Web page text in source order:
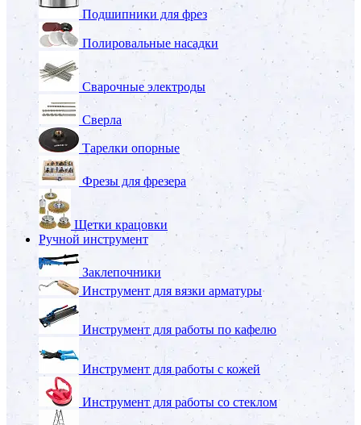
Подшипники для фрез
Полировальные насадки
Сварочные электроды
Сверла
Тарелки опорные
Фрезы для фрезера
Щетки крацовки
Ручной инструмент
Заклепочники
Инструмент для вязки арматуры
Инструмент для работы по кафелю
Инструмент для работы с кожей
Инструмент для работы со стеклом